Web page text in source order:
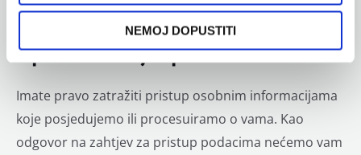
NEMOJ DOPUSTITI
Kako možete ostvariti svoja
prava, poput prava na pristup ili
ispravak svojih podataka?
Imate pravo zatražiti pristup osobnim informacijama
koje posjedujemo ili procesuiramo o vama. Kao
odgovor na zahtjev za pristup podacima nećemo vam